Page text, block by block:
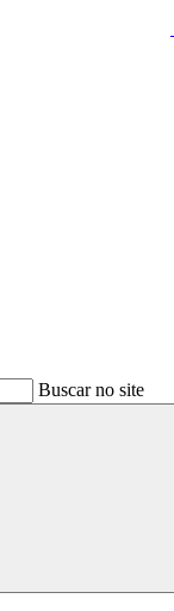
Buscar no site
Buscar